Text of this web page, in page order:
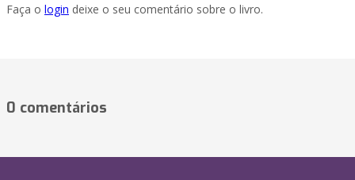
Faça o login deixe o seu comentário sobre o livro.
0 comentários